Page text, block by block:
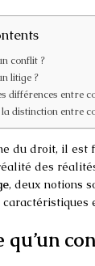
conflit ?
litige ?
différences entre
la distinction entre
du droit, il est
des
, deux notions
qu’un